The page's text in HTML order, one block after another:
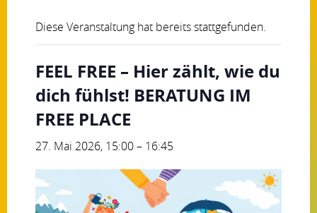
Diese Veranstaltung hat bereits stattgefunden.
FEEL FREE – Hier zählt, wie du
dich fühlst! BERATUNG IM
FREE PLACE
27. Mai 2026, 15:00– 16:45